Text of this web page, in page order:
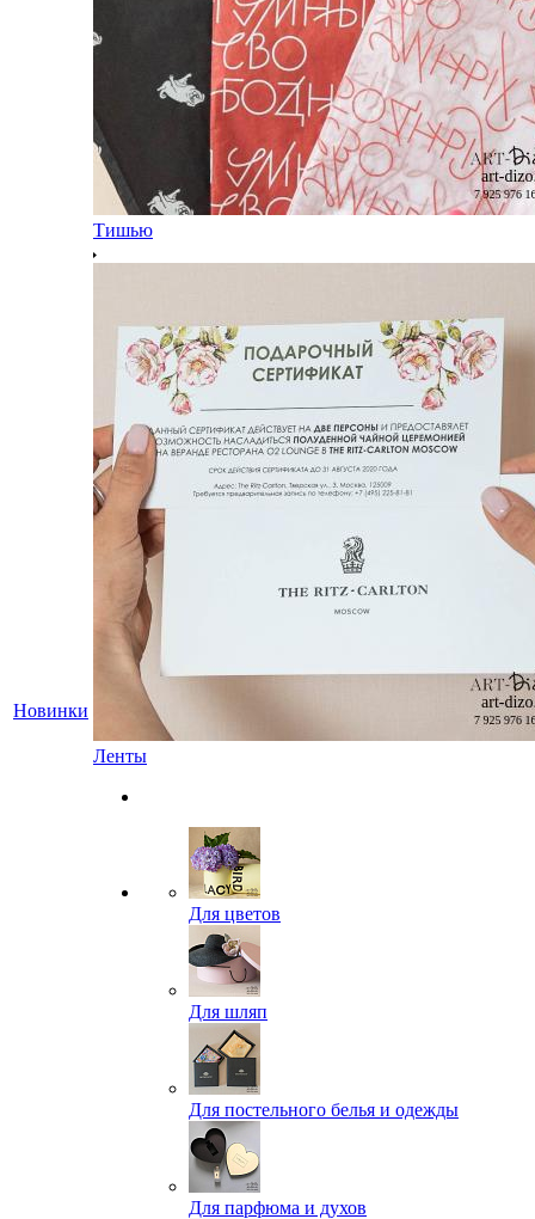
Новинки
Тишью
Ленты
Для цветов
Для шляп
Для постельного белья и одежды
Для парфюма и духов